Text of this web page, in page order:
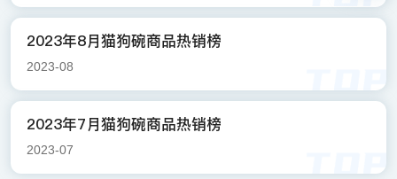
2023年8月猫狗碗商品热销榜
2023-08
2023年7月猫狗碗商品热销榜
2023-07